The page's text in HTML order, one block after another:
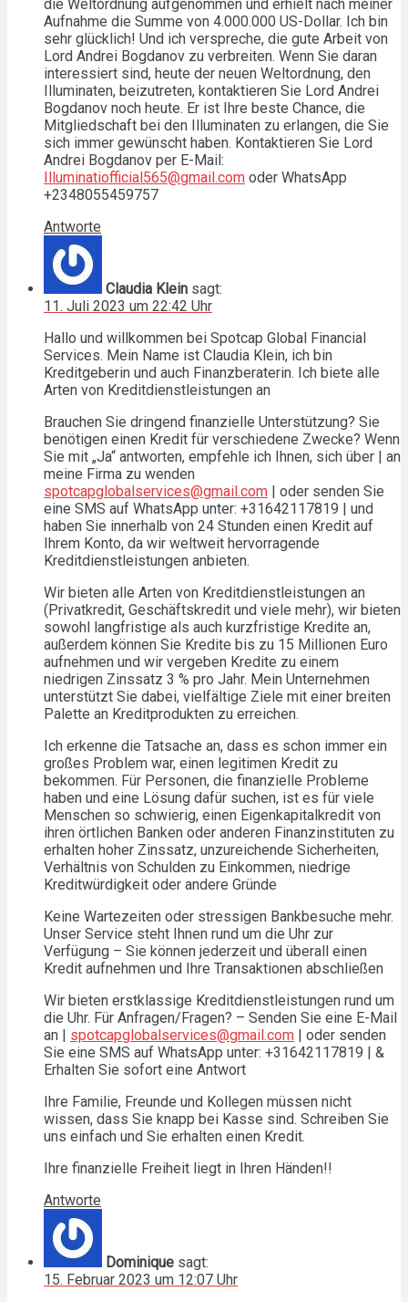
die Weltordnung aufgenommen und erhielt nach meiner
Aufnahme die Summe von 4.000.000 US-Dollar. Ich bin
sehr glücklich! Und ich verspreche, die gute Arbeit von
Lord Andrei Bogdanov zu verbreiten. Wenn Sie daran
interessiert sind, heute der neuen Weltordnung, den
Illuminaten, beizutreten, kontaktieren Sie Lord Andrei
Bogdanov noch heute. Er ist Ihre beste Chance, die
Mitgliedschaft bei den Illuminaten zu erlangen, die Sie
sich immer gewünscht haben. Kontaktieren Sie Lord
Andrei Bogdanov per E-Mail:
Illuminatiofficial565@gmail.com oder WhatsApp
+2348055459757
Antworte
Claudia Klein sagt:
11. Juli 2023 um 22:42 Uhr
Hallo und willkommen bei Spotcap Global Financial
Services. Mein Name ist Claudia Klein, ich bin
Kreditgeberin und auch Finanzberaterin. Ich biete alle
Arten von Kreditdienstleistungen an
Brauchen Sie dringend finanzielle Unterstützung? Sie
benötigen einen Kredit für verschiedene Zwecke? Wenn
Sie mit „Ja“ antworten, empfehle ich Ihnen, sich über | an
meine Firma zu wenden
spotcapglobalservices@gmail.com | oder senden Sie
eine SMS auf WhatsApp unter: +31642117819 | und
haben Sie innerhalb von 24 Stunden einen Kredit auf
Ihrem Konto, da wir weltweit hervorragende
Kreditdienstleistungen anbieten.
Wir bieten alle Arten von Kreditdienstleistungen an
(Privatkredit, Geschäftskredit und viele mehr), wir bieten
sowohl langfristige als auch kurzfristige Kredite an,
außerdem können Sie Kredite bis zu 15 Millionen Euro
aufnehmen und wir vergeben Kredite zu einem
niedrigen Zinssatz 3 % pro Jahr. Mein Unternehmen
unterstützt Sie dabei, vielfältige Ziele mit einer breiten
Palette an Kreditprodukten zu erreichen.
Ich erkenne die Tatsache an, dass es schon immer ein
großes Problem war, einen legitimen Kredit zu
bekommen. Für Personen, die finanzielle Probleme
haben und eine Lösung dafür suchen, ist es für viele
Menschen so schwierig, einen Eigenkapitalkredit von
ihren örtlichen Banken oder anderen Finanzinstituten zu
erhalten hoher Zinssatz, unzureichende Sicherheiten,
Verhältnis von Schulden zu Einkommen, niedrige
Kreditwürdigkeit oder andere Gründe
Keine Wartezeiten oder stressigen Bankbesuche mehr.
Unser Service steht Ihnen rund um die Uhr zur
Verfügung – Sie können jederzeit und überall einen
Kredit aufnehmen und Ihre Transaktionen abschließen
Wir bieten erstklassige Kreditdienstleistungen rund um
die Uhr. Für Anfragen/Fragen? – Senden Sie eine E-Mail
an | spotcapglobalservices@gmail.com | oder senden
Sie eine SMS auf WhatsApp unter: +31642117819 | &
Erhalten Sie sofort eine Antwort
Ihre Familie, Freunde und Kollegen müssen nicht
wissen, dass Sie knapp bei Kasse sind. Schreiben Sie
uns einfach und Sie erhalten einen Kredit.
Ihre finanzielle Freiheit liegt in Ihren Händen!!
Antworte
Dominique sagt:
15. Februar 2023 um 12:07 Uhr